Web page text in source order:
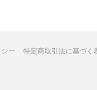
ー 特定商取引法に基づく